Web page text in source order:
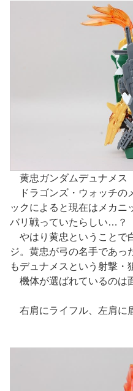
黄忠ガンダムデュナメス
ドラゴンズ・ウォッチの
ックによると現在はメカニ
バリ戦っていたらしい…？
やはり黄忠ということで
ジ。黄忠が弓の名手であっ
もデュナメスという射撃・
機体が選ばれているのは
右肩にライフル、左肩に